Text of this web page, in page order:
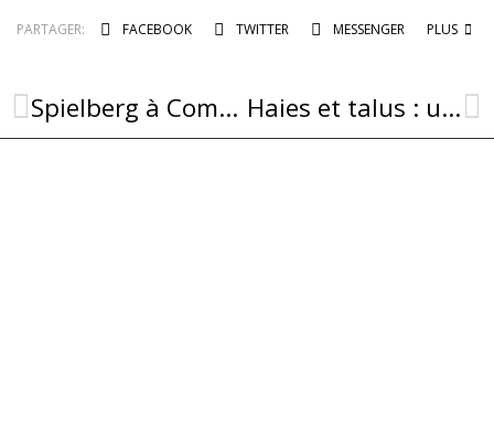
PARTAGER: FACEBOOK TWITTER MESSENGER PLUS
Spielberg à Combret cet été ! Haies et talus : un écosystème à préserver pour l’avenir